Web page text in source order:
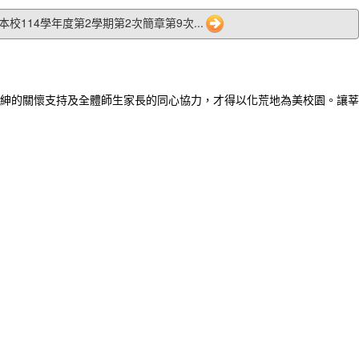
校114學年度第2學期第2次簡章第9次...
的關懷支持及全體師生家長的同心協力，才得以化荒地為美校園。讓莘